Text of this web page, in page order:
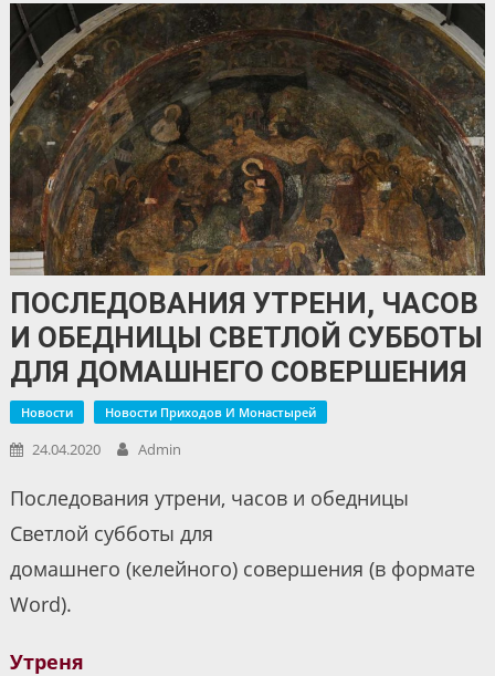
ПОСЛЕДОВАНИЯ УТРЕНИ, ЧАСОВ
И ОБЕДНИЦЫ СВЕТЛОЙ СУББОТЫ
ДЛЯ ДОМАШНЕГО СОВЕРШЕНИЯ
Новости Новости Приходов И Монастырей
24.04.2020 Admin
Последования утрени, часов и обедницы
Светлой субботы для
домашнего (келейного) совершения (в формате
Word).
Утреня